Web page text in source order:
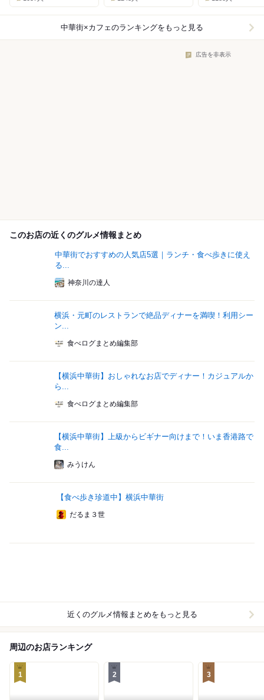
中華街×カフェのランキングをもっと見る
広告を非表示
このお店の近くのグルメ情報まとめ
中華街でおすすめの人気店5選｜ランチ・食べ歩きに使え
る...
神奈川の達人
横浜・元町のレストランで絶品ディナーを満喫！利用シー
ン...
食べログまとめ編集部
【横浜中華街】おしゃれなお店でディナー！カジュアルか
ら...
食べログまとめ編集部
【横浜中華街】上級からビギナー向けまで！いま香港路で
食...
みうけん
【食べ歩き珍道中】横浜中華街
だるま３世
近くのグルメ情報まとめをもっと見る
周辺のお店ランキング
1 2 3